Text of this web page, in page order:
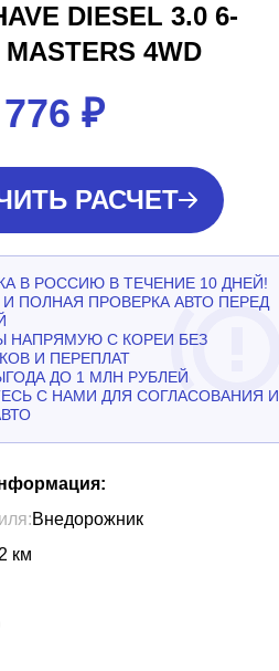
DIESEL 3.0 6-
4WD
₽
РАСЧЕТ
В РОССИЮ В ТЕЧЕНИЕ 10 ДНЕЙ!
ПОЛНАЯ ПРОВЕРКА АВТО ПЕРЕД
НАПРЯМУЮ С КОРЕИ БЕЗ
И ПЕРЕПЛАТ
ДО 1 МЛН РУБЛЕЙ
С НАМИ ДЛЯ СОГЛАСОВАНИЯ И
Внедорожник
км